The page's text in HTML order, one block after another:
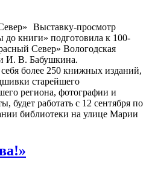
Выставку-просмотр
до книги» подготовила к 100-
Север» Вологодская
И. В. Бабушкина.
более 250 книжных изданий,
старейшего
региона, фотографии и
будет работать с 12 сентября по
библиотеки на улице Марии